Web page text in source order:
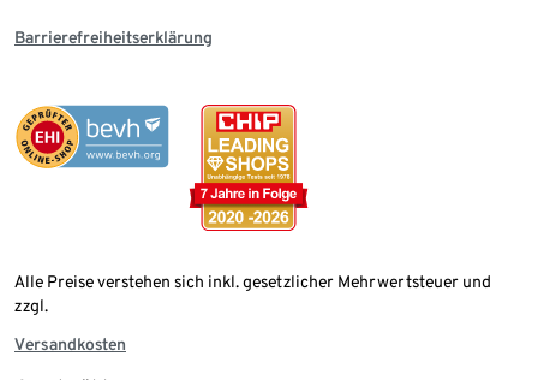
Barrierefreiheitserklärung
Alle Preise verstehen sich inkl. gesetzlicher Mehrwertsteuer und
zzgl.
Versandkosten